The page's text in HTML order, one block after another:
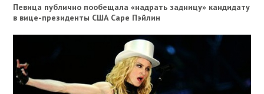
Певица публично пообещала «надрать задницу» кандидату
в вице-президенты США Саре Пэйлин